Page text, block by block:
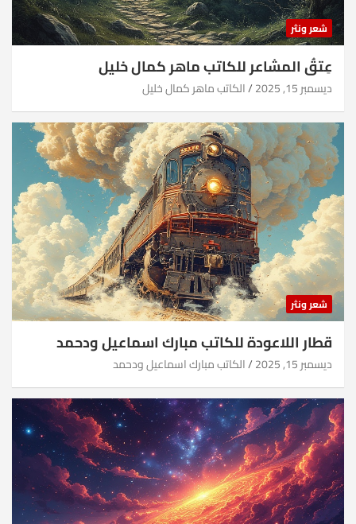
شعر ونثر
عِتقُ المشاعر للكاتب ماهر كمال خليل
ديسمبر 15, 2025 الكاتب ماهر كمال خليل
شعر ونثر
قطار اللاعودة للكاتب مبارك اسماعيل ودحمد
ديسمبر 15, 2025 الكاتب مبارك اسماعيل ودحمد